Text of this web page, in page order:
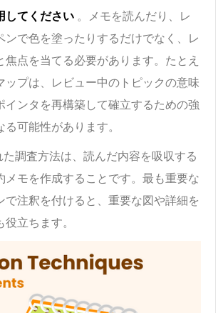
してください 。メモを読んだり、レ
ンで色を塗ったりするだけでなく、レ
焦点を当てる必要があります。たとえ
ップは、レビュー中のトピックの意味
インタを再構築して確立するための強
可能性があります。
た調査方法は、読んだ内容を吸収する
メモを作成することです。最も重要な
で注釈を付けると、重要な図や詳細を
立ちます。